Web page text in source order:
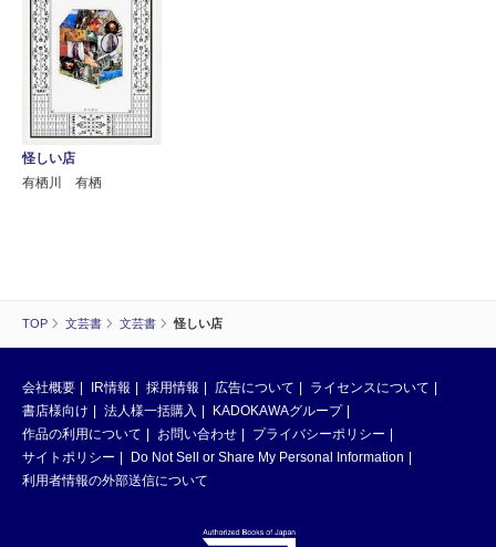
TOP 文芸書 文芸書 怪しい店
怪しい店
有栖川 有栖
会社概要 IR情報 採用情報 広告について
ライセンスについて
書店様向け
法人様一括購入
KADOKAWAグループ
作品の利用について
お問い合わせ
プライバシーポリシー
サイトポリシー
Do Not Sell or Share My Personal Information
利用者情報の外部送信について